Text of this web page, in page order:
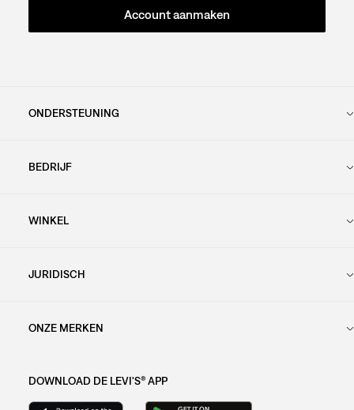
Account aanmaken
ONDERSTEUNING
BEDRIJF
WINKEL
JURIDISCH
ONZE MERKEN
DOWNLOAD DE LEVI'S® APP